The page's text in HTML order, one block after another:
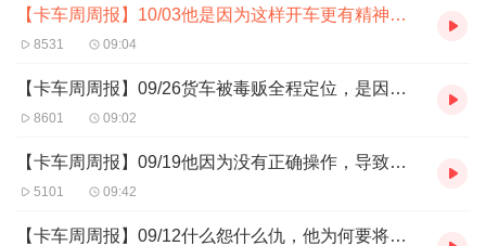
【卡车周周报】10/03他是因为这样开车更有精神不瞌睡
8531 09:04
【卡车周周报】09/26货车被毒贩全程定位，是因为什么？
8601 09:02
【卡车周周报】09/19他因为没有正确操作，导致车辆尽毁
5101 09:42
【卡车周周报】09/12什么怨什么仇，他为何要将老人抛尸？